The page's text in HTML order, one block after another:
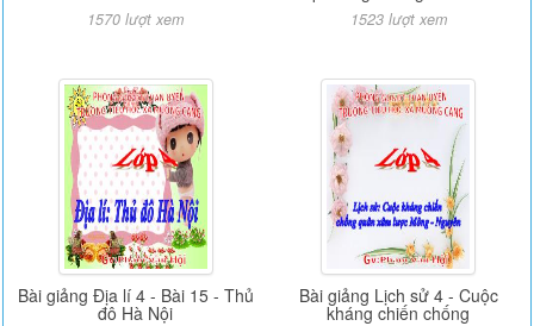
1570 lượt xem 1523 lượt xem
Bài giảng Địa lí 4 - Bài 15 - Thủ
đô Hà Nội
Bài giảng Lịch sử 4 - Cuộc
kháng chiến chống